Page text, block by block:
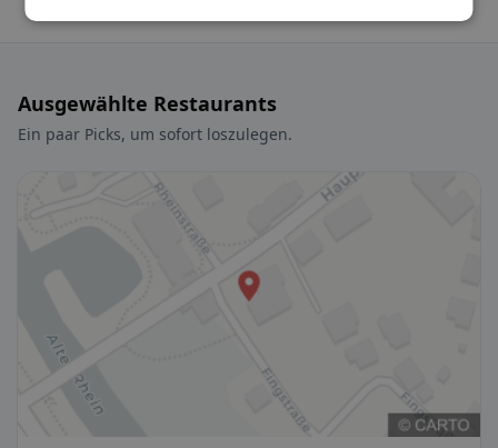
Ausgewählte Restaurants
Ein paar Picks, um sofort loszulegen.